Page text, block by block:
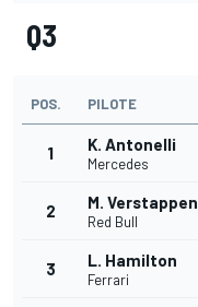
Q3
POS. PILOTE
1 K. Antonelli
Mercedes
2 M. Verstappen
Red Bull
3 L. Hamilton
Ferrari